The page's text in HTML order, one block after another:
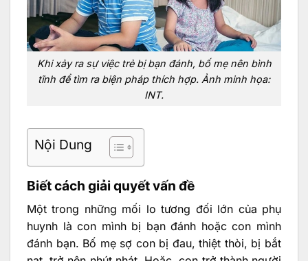
Khi xảy ra sự việc trẻ bị bạn đánh, bố mẹ nên bình
tĩnh để tìm ra biện pháp thích hợp. Ảnh minh họa:
INT.
Nội Dung
Biết cách giải quyết vấn đề
Một trong những mối lo tương đối lớn của phụ
huynh là con mình bị bạn đánh hoặc con mình
đánh bạn. Bố mẹ sợ con bị đau, thiệt thòi, bị bắt